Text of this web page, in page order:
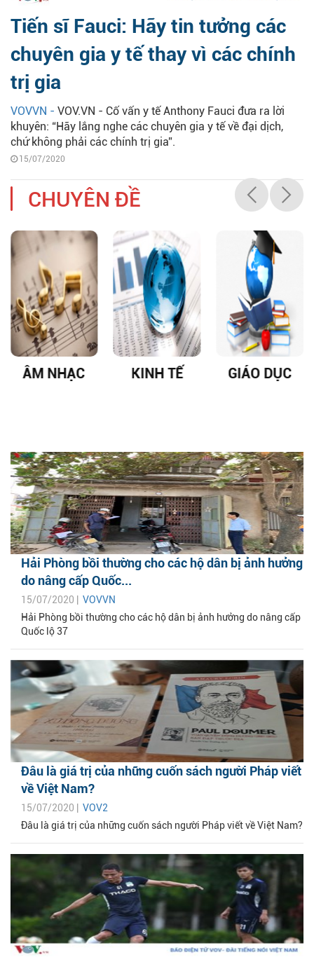
Tiến sĩ Fauci: Hãy tin tưởng các
chuyên gia y tế thay vì các chính
trị gia
VOVVN - VOV.VN - Cố vấn y tế Anthony Fauci đưa ra lời
khuyên: “Hãy lắng nghe các chuyên gia y tế về đại dịch,
chứ không phải các chính trị gia”.
15/07/2020
CHUYÊN ĐỀ
ÂM NHẠC KINH TẾ GIÁO DỤC
Hải Phòng bồi thường cho các hộ dân bị ảnh hưởng
do nâng cấp Quốc...
15/07/2020 | VOVVN
Hải Phòng bồi thường cho các hộ dân bị ảnh hưởng do nâng cấp
Quốc lộ 37
Đâu là giá trị của những cuốn sách người Pháp viết
về Việt Nam?
15/07/2020 | VOV2
Đâu là giá trị của những cuốn sách người Pháp viết về Việt Nam?